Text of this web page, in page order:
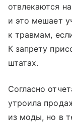
отвлекаются
и это мешает
к травмам,
К запрету
штатах.
Согласно
утроила
из моды, но в